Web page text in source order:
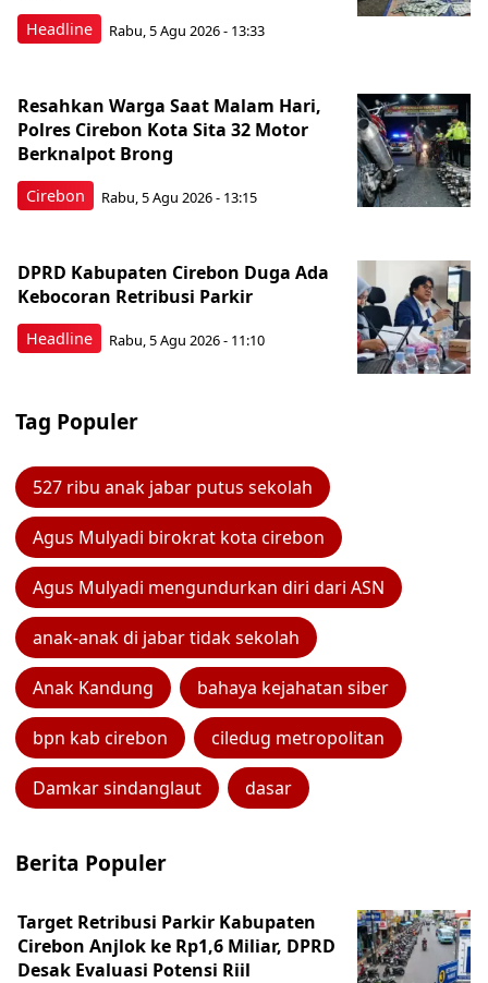
Headline Rabu, 5 Agu 2026 - 13:33
Cirebon
Resahkan Warga Saat Malam Hari,
Polres Cirebon Kota Sita 32 Motor
Berknalpot Brong
Rabu, 5 Agu 2026 - 13:15
Headline
DPRD Kabupaten Cirebon Duga Ada
Kebocoran Retribusi Parkir
Rabu, 5 Agu 2026 - 11:10
Tag Populer
527 ribu anak jabar putus sekolah
Agus Mulyadi birokrat kota cirebon
Agus Mulyadi mengundurkan diri dari ASN
anak-anak di jabar tidak sekolah
Anak Kandung bahaya kejahatan siber
bpn kab cirebon ciledug metropolitan
Damkar sindanglaut dasar
Berita Populer
Target Retribusi Parkir Kabupaten
Cirebon Anjlok ke Rp1,6 Miliar, DPRD
Desak Evaluasi Potensi Riil